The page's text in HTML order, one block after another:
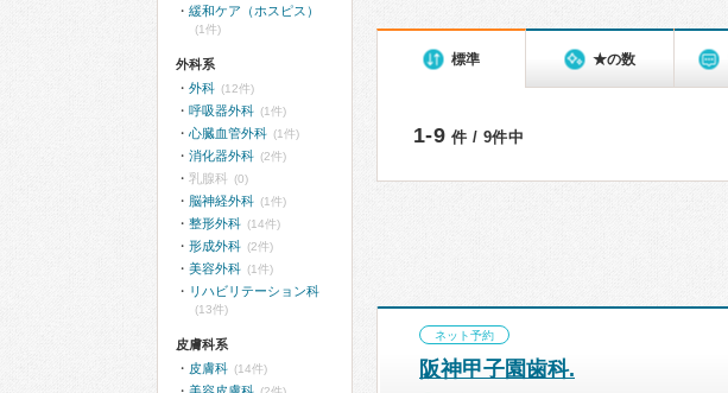
標準 ★の数
1-9 件 / 9件中
ネット予約
阪神甲子園歯科.
緩和ケア（ホスピス）
(1件)
外科系
外科 (12件)
呼吸器外科 (1件)
心臓血管外科 (1件)
消化器外科 (2件)
乳腺科 (0)
脳神経外科 (1件)
整形外科 (14件)
形成外科 (2件)
美容外科 (1件)
リハビリテーション科
(13件)
皮膚科系
皮膚科 (14件)